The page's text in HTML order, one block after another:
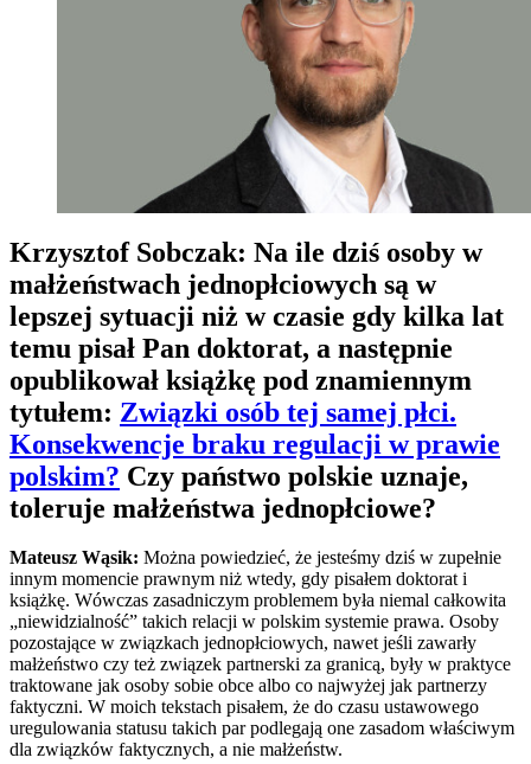
Krzysztof Sobczak: Na ile dziś osoby w
małżeństwach jednopłciowych są w
lepszej sytuacji niż w czasie gdy kilka lat
temu pisał Pan doktorat, a następnie
opublikował książkę pod znamiennym
tytułem: Związki osób tej samej płci.
Konsekwencje braku regulacji w prawie
polskim? Czy państwo polskie uznaje,
toleruje małżeństwa jednopłciowe?
Mateusz Wąsik: Można powiedzieć, że jesteśmy dziś w zupełnie
innym momencie prawnym niż wtedy, gdy pisałem doktorat i
książkę. Wówczas zasadniczym problemem była niemal całkowita
„niewidzialność” takich relacji w polskim systemie prawa. Osoby
pozostające w związkach jednopłciowych, nawet jeśli zawarły
małżeństwo czy też związek partnerski za granicą, były w praktyce
traktowane jak osoby sobie obce albo co najwyżej jak partnerzy
faktyczni. W moich tekstach pisałem, że do czasu ustawowego
uregulowania statusu takich par podlegają one zasadom właściwym
dla związków faktycznych, a nie małżeństw.